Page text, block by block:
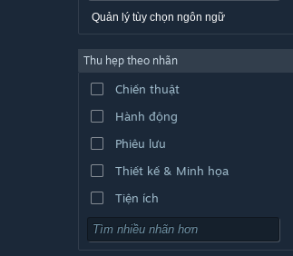
Quản lý tùy chọn ngôn ngữ
Thu hẹp theo nhãn
Chiến thuật
Hành động
Phiêu lưu
Thiết kế & Minh họa
Tiện ích
Chơi miễn phí